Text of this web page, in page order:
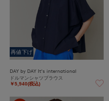
再値下げ
DAY by DAY It's international
ドルマンシャツブラウス
￥5,940(税込)